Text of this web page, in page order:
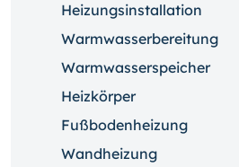
Heizungsinstallation
Warmwasserbereitung
Warmwasserspeicher
Heizkörper
Fußbodenheizung
Wandheizung